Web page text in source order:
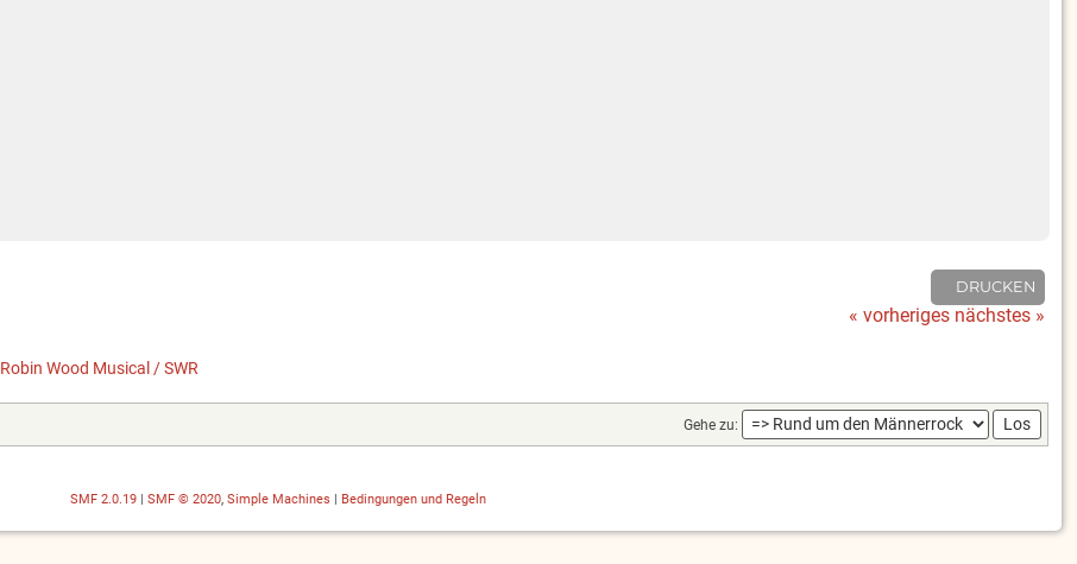
DRUCKEN
« vorheriges nächstes »
Robin Wood Musical / SWR
Gehe zu:
SMF 2.0.19| SMF © 2020, Simple Machines Bedingungen und Regeln